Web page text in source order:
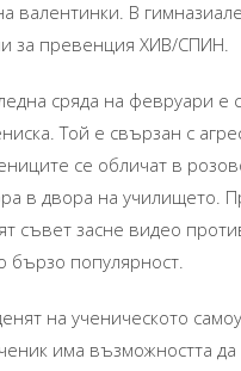
валентинки. В
за превенция ХИВ/СПИН.
сряда на февруари е
Той е свързан с
се обличат в
в двора на училището.
съвет засне видео
бързо популярност.
на ученическото
има възможността